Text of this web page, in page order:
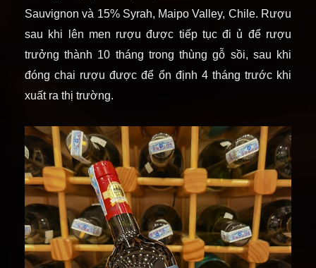
Sauvignon và 15% Syrah, Maipo Valley, Chile. Rượu
sau khi lên men rượu được tiếp tục đi ủ để rượu
trưởng thành 10 tháng trong thùng gỗ sồi, sau khi
đóng chai rượu được để ổn định 4 tháng trước khi
xuất ra thị trường.